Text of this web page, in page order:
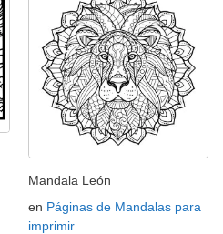
Mandala León
en Páginas de Mandalas para
imprimir